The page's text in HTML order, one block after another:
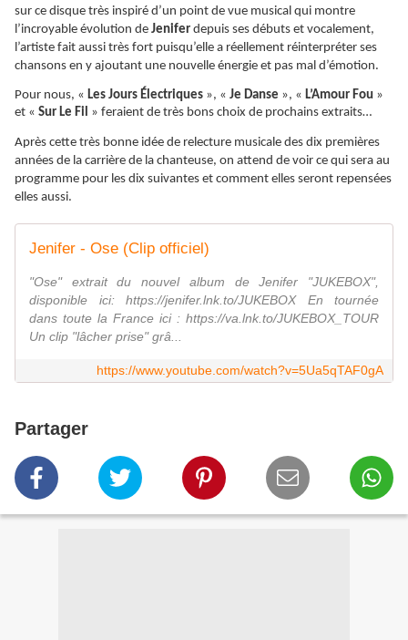
sur ce disque très inspiré d’un point de vue musical qui montre
l’incroyable évolution de Jenifer depuis ses débuts et vocalement,
l’artiste fait aussi très fort puisqu’elle a réellement réinterpréter ses
chansons en y ajoutant une nouvelle énergie et pas mal d’émotion.
Pour nous, « Les Jours Électriques », « Je Danse », « L’Amour Fou »
et « Sur Le Fil » feraient de très bons choix de prochains extraits…
Après cette très bonne idée de relecture musicale des dix premières
années de la carrière de la chanteuse, on attend de voir ce qui sera au
programme pour les dix suivantes et comment elles seront repensées
elles aussi.
Jenifer - Ose (Clip officiel)
"Ose" extrait du nouvel album de Jenifer "JUKEBOX",
disponible ici: https://jenifer.lnk.to/JUKEBOX En tournée
dans toute la France ici : https://va.lnk.to/JUKEBOX_TOUR
Un clip "lâcher prise" grâ...
https://www.youtube.com/watch?v=5Ua5qTAF0gA
Partager